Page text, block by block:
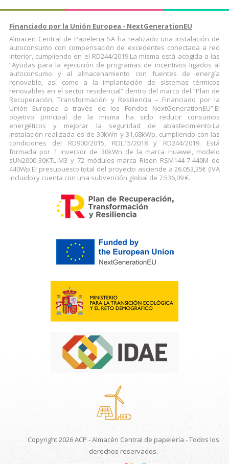
Financiado por la Unión Europea - NextGenerationEU
Almacen Central de Papeleria SA ha realizado una instalación de
autoconsumo con compensación de excedentes conectada a red
interior, cumpliendo en el RD244/2019.La misma está acogida a las
“Ayudas para la ejecución de programas de incentivos ligados al
autoconsumo y al almacenamiento con fuentes de energía
renovable, así como a la implantación de sistemas térmicos
renovables en el sector residencial” dentro del marco del “Plan de
Recuperación, Transformación y Resiliencia – Financiado por la
Unión Europea a través de los Fondos NextGenerationEU”.El
objetivo principal de la misma ha sido reducir consumos
energéticos y mejorar la seguridad de abastecimiento.La
instalación realizada es de 30kWn y 31,68kWp, cumpliendo con las
condiciones del RD900/2015, RDL15/2018 y RD244/2019. Está
formada por 1 inversor de 30kWn de la marca Huawei, modelo
sUN2000-30KTL-M3 y 72 módulos marca Risen RSM144-7-440M de
440Wp.El presupuesto total del proyecto asciende a 26.053,35€ (IVA
incluido) y cuenta con una subvención global de 7.536,09 €.
Copyright 2026 ACP - Almacén Central de papelería - Todos los
derechos reservados.